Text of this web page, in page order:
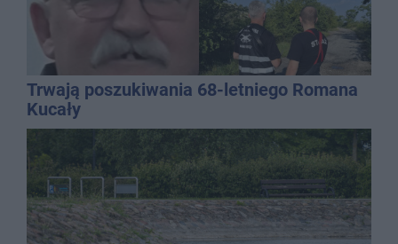
Trwają poszukiwania 68-letniego Romana
Kucały